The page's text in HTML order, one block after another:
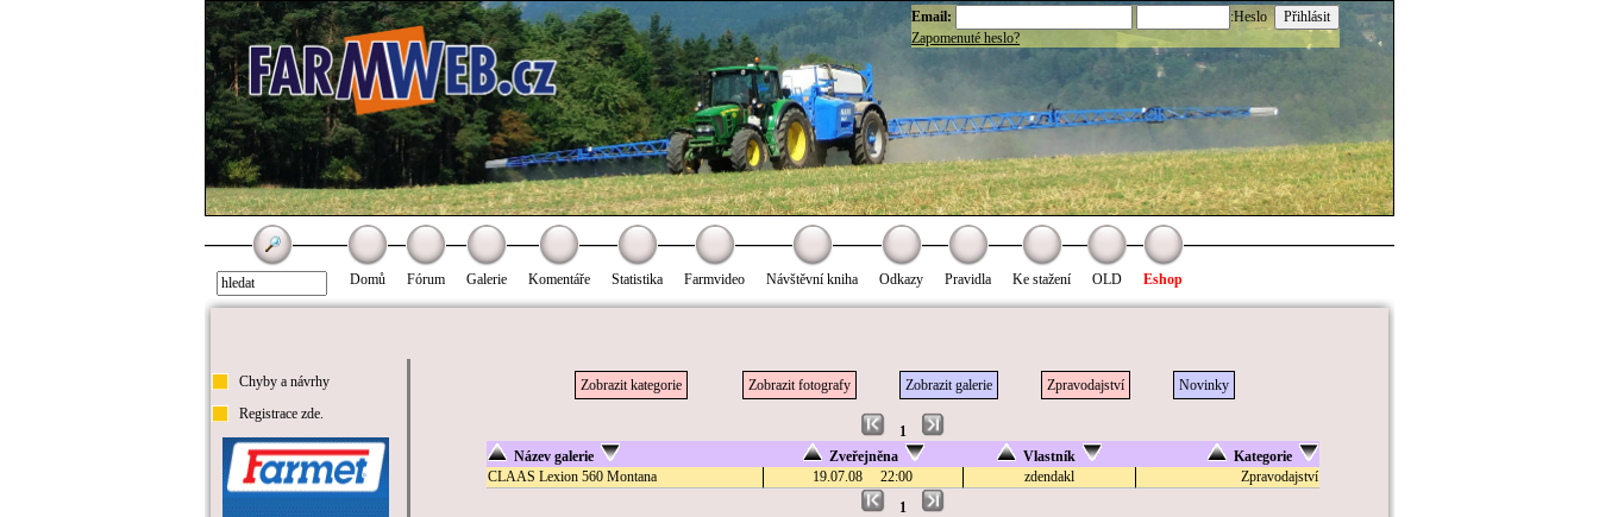
Email:
:Heslo
Zapomenuté heslo?
Domů Fórum Galerie Komentáře Statistika Farmvideo Návštěvní kniha Odkazy Pravidla Ke stažení OLD Eshop
Chyby a návrhy
Registrace zde.
Zobrazit kategorie Zobrazit fotografy Zobrazit galerie Zpravodajství Novinky
1
Název galerie
Zveřejněna Vlastník
Kategorie
CLAAS Lexion 560 Montana
19.07.08 22:00 zdendakl
Zpravodajství
1